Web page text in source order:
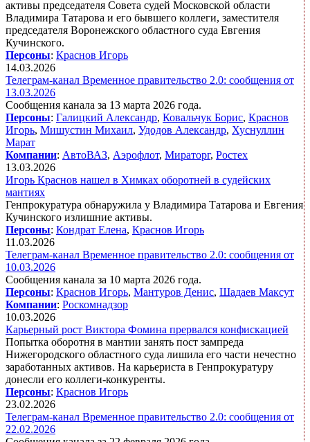
активы председателя Совета судей Московской области
Владимира Татарова и его бывшего коллеги, заместителя
председателя Воронежского областного суда Евгения
Кучинского.
Персоны: Краснов Игорь
14.03.2026
Телеграм-канал Временное правительство 2.0: сообщения от
13.03.2026
Сообщения канала за 13 марта 2026 года.
Персоны: Галицкий Александр, Ковальчук Борис, Краснов
Игорь, Мишустин Михаил, Удодов Александр, Хуснуллин
Марат
Компании: АвтоВАЗ, Аэрофлот, Мираторг, Ростех
13.03.2026
Игорь Краснов нашел в Химках оборотней в судейских
мантиях
Генпрокуратура обнаружила у Владимира Татарова и Евгения
Кучинского излишние активы.
Персоны: Кондрат Елена, Краснов Игорь
11.03.2026
Телеграм-канал Временное правительство 2.0: сообщения от
10.03.2026
Сообщения канала за 10 марта 2026 года.
Персоны: Краснов Игорь, Мантуров Денис, Шадаев Максут
Компании: Роскомнадзор
10.03.2026
Карьерный рост Виктора Фомина прервался конфискацией
Попытка оборотня в мантии занять пост зампреда
Нижегородского областного суда лишила его части нечестно
заработанных активов. На карьериста в Генпрокуратуру
донесли его коллеги-конкуренты.
Персоны: Краснов Игорь
23.02.2026
Телеграм-канал Временное правительство 2.0: сообщения от
22.02.2026